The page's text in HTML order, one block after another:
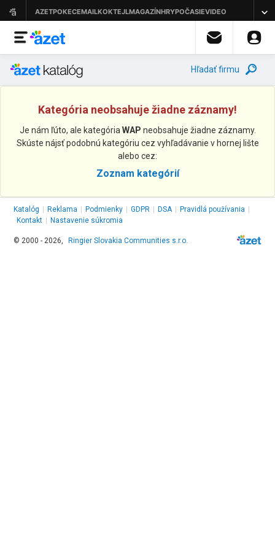
Hľadať firmu
Kategória neobsahuje žiadne záznamy!
Je nám ľúto, ale kategória WAP neobsahuje žiadne záznamy.
Skúste nájsť podobnú kategóriu cez vyhľadávanie v hornej lište
alebo cez:
Zoznam kategórií
Katalóg Reklama Podmienky GDPR DSA Pravidlá používania
Kontakt
Nastavenie súkromia
© 2000 - 2026, Ringier Slovakia Communities s.r.o.